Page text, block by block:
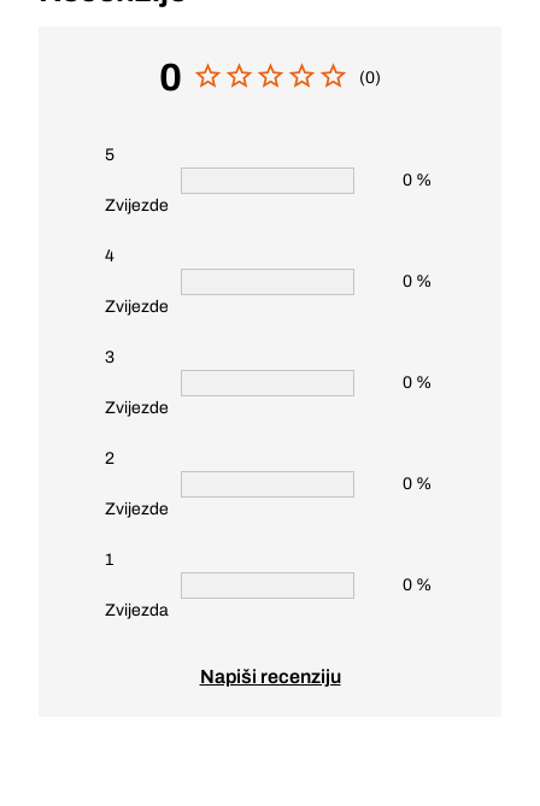
0 (0)
5
Zvijezde
0 %
4
Zvijezde
0 %
3
Zvijezde
0 %
2
Zvijezde
0 %
1
Zvijezda
0 %
Napiši recenziju